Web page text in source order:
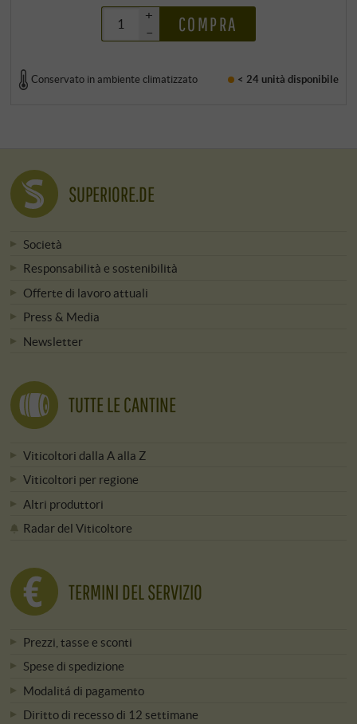
+
–
COMPRA
Conservato in ambiente climatizzato < 24 unità disponibile
SUPERIORE.DE
Società
Responsabilità e sostenibilità
Offerte di lavoro attuali
Press & Media
Newsletter
TUTTE LE CANTINE
Viticoltori dalla A alla Z
Viticoltori per regione
Altri produttori
Radar del Viticoltore
TERMINI DEL SERVIZIO
Prezzi, tasse e sconti
Spese di spedizione
Modalitá di pagamento
Diritto di recesso di 12 settimane